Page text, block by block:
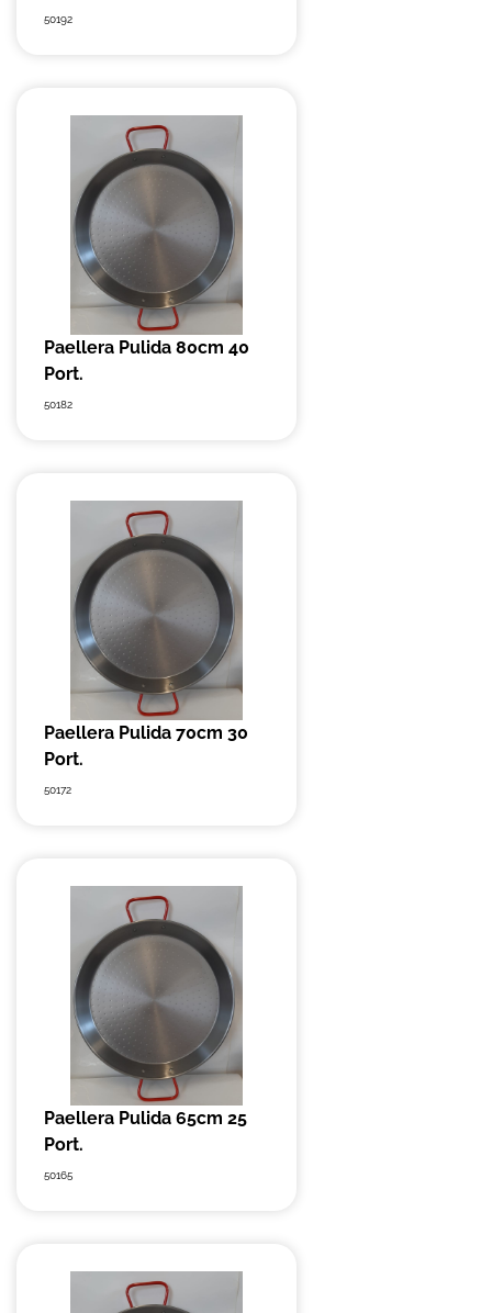
50192
Paellera Pulida 80cm 40
Port.
50182
Paellera Pulida 70cm 30
Port.
50172
Paellera Pulida 65cm 25
Port.
50165